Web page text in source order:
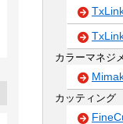
カラーマネジ
カッティング